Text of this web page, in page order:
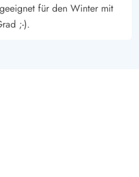
für den Winter mit
;-).